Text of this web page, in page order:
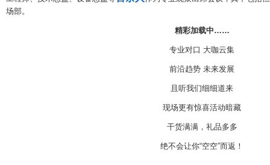
场部。
精彩加载中……
专业对口 大咖云集
前沿趋势 未来发展
且听我们细细道来
现场更有惊喜活动暗藏
干货满满，礼品多多
绝不会让你“空空”而返！